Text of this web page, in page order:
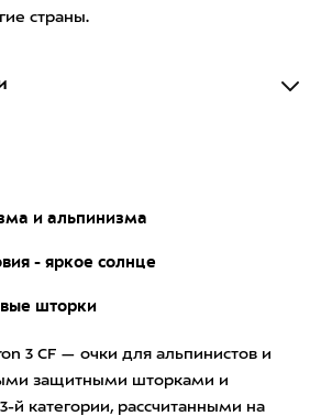
страны.
и альпинизма
- яркое солнце
шторки
3 CF — очки для альпинистов и
защитными шторками и
категории, рассчитанными на